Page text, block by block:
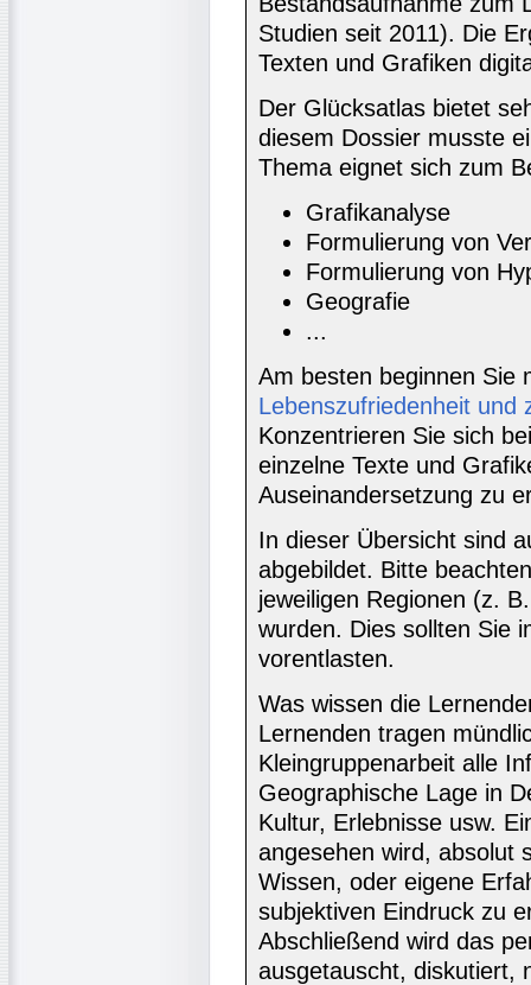
Studien seit 2011). Die
Texten und Grafiken
Der Glücksatlas bietet
diesem Dossier musste
Thema eignet sich zum
Grafikanalyse
Formulierung von
Formulierung von
Geografie
...
Am besten beginnen Sie
Lebenszufriedenheit und
Konzentrieren Sie sich
einzelne Texte und
Auseinandersetzung zu
In dieser Übersicht sind
abgebildet. Bitte
jeweiligen Regionen (z.
wurden. Dies sollten Sie
vorentlasten.
Was wissen die
Lernenden tragen
Kleingruppenarbeit alle
Geographische Lage in
Kultur, Erlebnisse usw.
angesehen wird, absolut
Wissen, oder eigene
subjektiven Eindruck zu
Abschließend wird das
ausgetauscht, diskutiert,